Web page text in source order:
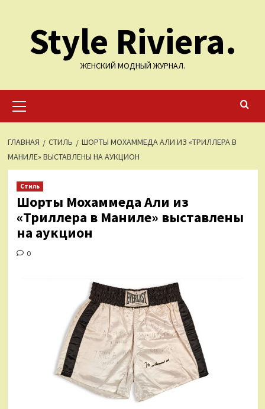
содержимомуStyle Riviera.
ЖЕНСКИЙ МОДНЫЙ ЖУРНАЛ.
меню
ГЛАВНАЯ СТИЛЬ
ШОРТЫ МОХАММЕДА АЛИ ИЗ «ТРИЛЛЕРА В
МАНИЛЕ» ВЫСТАВЛЕНЫ НА АУКЦИОН
Стиль
Шорты Мохаммеда Али из
«Триллера в Маниле» выставлены
на аукцион
0